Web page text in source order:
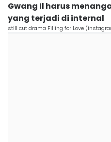
Gwang Il harus
yang terjadi di internal
still cut drama Filling for Love